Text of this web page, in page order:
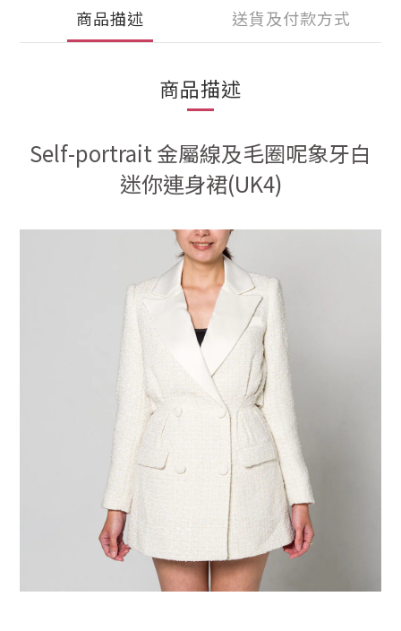
商品描述 送貨及付款方式
商品描述
Self-portrait 金屬線及毛圈呢象牙白
迷你連身裙(UK4)